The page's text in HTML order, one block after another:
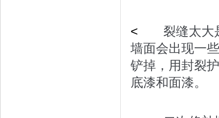
< 裂缝太大是
墙面会出现一
铲掉，用封裂
底漆和面漆。